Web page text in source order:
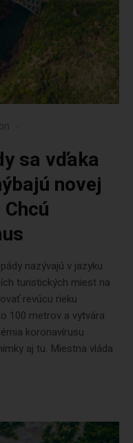
sa vďaka
novej
nazývajú v jazyku
turistických miest na
revúcu rieku
100 metrov a vytvára
koronavírusu
aj tu. Miestna vláda